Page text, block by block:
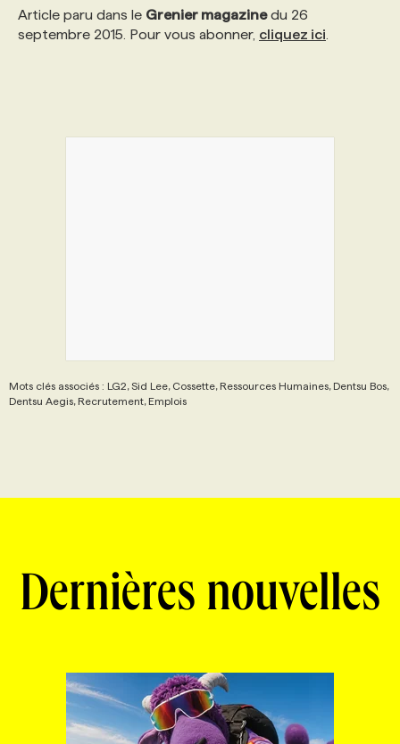
Article paru dans le Grenier magazinedu 26
septembre 2015. Pour vous abonner, cliquez ici
Mots clés associés : LG2, Sid Lee, Cossette, Ressources Humaines, Dentsu Bos,
Dentsu Aegis, Recrutement, Emplois
Dernières nouvelles